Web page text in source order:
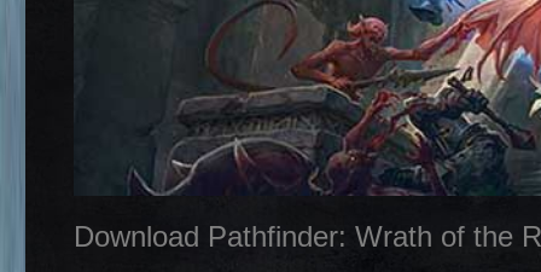
Download Pathfinder: Wrath of the